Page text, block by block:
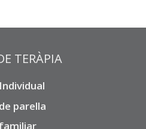
TERÀPIA
parella